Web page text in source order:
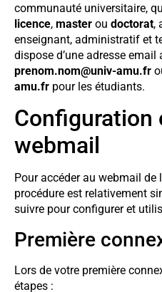
communauté universitaire,
licence, master ou doctorat,
enseignant, administratif et
dispose d’une adresse
prenom.nom@univ-amu.fr
amu.fr pour les étudiants.
Configuration
webmail
Pour accéder au webmail de
procédure est relativement
suivre pour configurer et
Première
Lors de votre première
étapes :